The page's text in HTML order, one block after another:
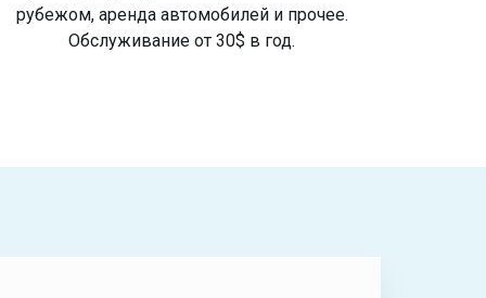
рубежом, аренда автомобилей и прочее.
Обслуживание от 30$ в год.